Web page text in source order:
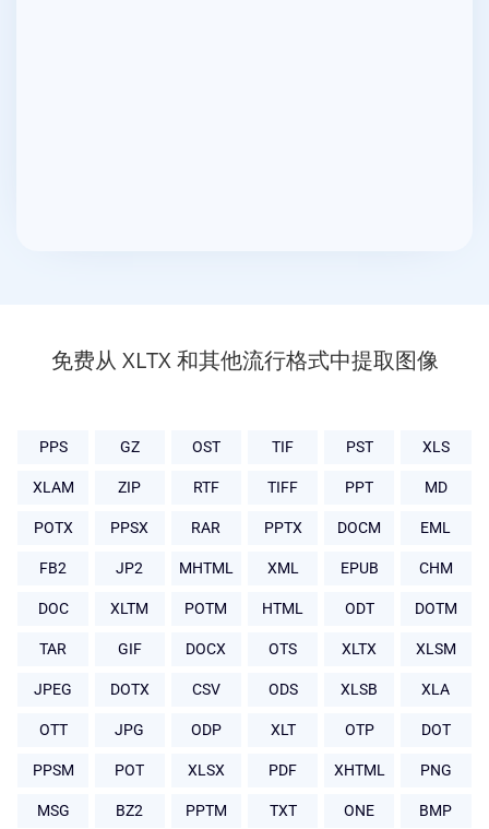
免费从 XLTX 和其他流行格式中提取图像
PPS GZ OST TIF PST XLS
XLAM ZIP RTF TIFF PPT MD
POTX PPSX RAR PPTX DOCM EML
FB2 JP2 MHTML XML EPUB CHM
DOC XLTM POTM HTML ODT DOTM
TAR GIF DOCX OTS XLTX XLSM
JPEG DOTX CSV ODS XLSB XLA
OTT JPG ODP XLT OTP DOT
PPSM POT XLSX PDF XHTML PNG
MSG BZ2 PPTM TXT ONE BMP